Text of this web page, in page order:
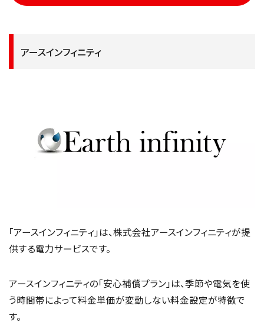
アースインフィニティ
「アースインフィニティ」は、株式会社アースインフィニティが提
供する電力サービスです。
アースインフィニティの「安心補償プラン」は、季節や電気を使
う時間帯によって料金単価が変動しない料金設定が特徴で
す。